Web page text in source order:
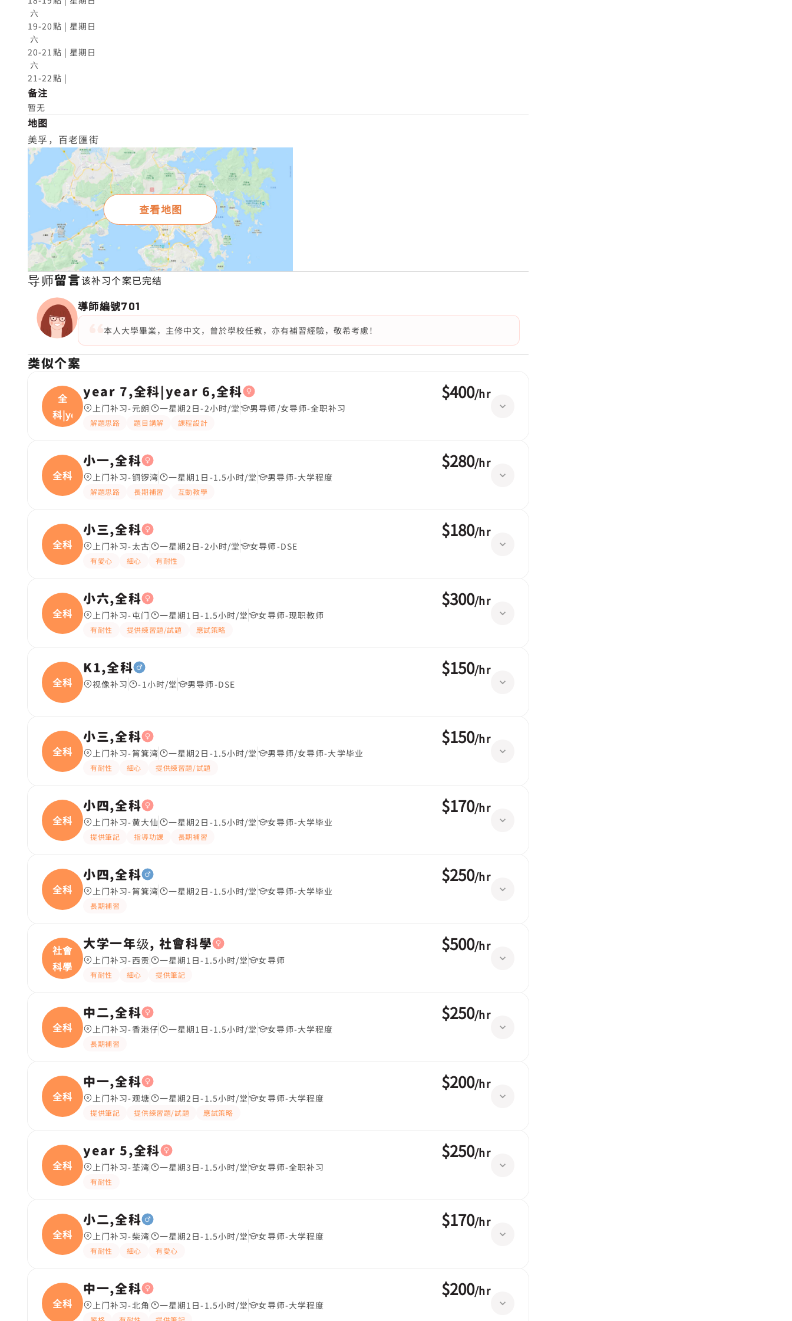
六
19-20點 | 星期日
六
20-21點 | 星期日
六
21-22點 |
备注
暂无
地图
美孚，百老匯街
查看地图
导师留言该补习个案已完结
導師編號701
本人大學畢業，主修中文，曾於學校任教，亦有補習經驗，敬希考慮！
类似个案
全
科|ye
year 7,全科|year 6,全科
上门补习-元朗 一星期2日-2小时/堂 男导师/女导师-全职补习
解題思路 題目講解 課程設計
$400/hr
全科
小一,全科
上门补习-铜锣湾 一星期1日-1.5小时/堂 男导师-大学程度
解題思路 長期補習 互動教學
$280/hr
全科
小三,全科
上门补习-太古 一星期2日-2小时/堂 女导师-DSE
有愛心 細心 有耐性
$180/hr
全科
小六,全科
上门补习-屯门 一星期1日-1.5小时/堂 女导师-现职教师
有耐性 提供練習題/試題 應試策略
$300/hr
全科
K1,全科
视像补习 -1小时/堂 男导师-DSE
$150/hr
全科
小三,全科
上门补习-筲箕湾 一星期2日-1.5小时/堂 男导师/女导师-大学毕业
有耐性 細心 提供練習題/試題
$150/hr
全科
小四,全科
上门补习-黄大仙 一星期2日-1.5小时/堂 女导师-大学毕业
提供筆記 指導功課 長期補習
$170/hr
全科
小四,全科
上门补习-筲箕湾 一星期2日-1.5小时/堂 女导师-大学毕业
長期補習
$250/hr
社會
科學
大学一年级, 社會科學
上门补习-西贡 一星期1日-1.5小时/堂 女导师
有耐性 細心 提供筆記
$500/hr
全科
中二,全科
上门补习-香港仔 一星期1日-1.5小时/堂 女导师-大学程度
長期補習
$250/hr
全科
中一,全科
上门补习-观塘 一星期2日-1.5小时/堂 女导师-大学程度
提供筆記 提供練習題/試題 應試策略
$200/hr
全科
year 5,全科
上门补习-荃湾 一星期3日-1.5小时/堂 女导师-全职补习
有耐性
$250/hr
全科
小二,全科
上门补习-柴湾 一星期2日-1.5小时/堂 女导师-大学程度
有耐性 細心 有愛心
$170/hr
全科
中一,全科
上门补习-北角 一星期1日-1.5小时/堂 女导师-大学程度
$200/hr